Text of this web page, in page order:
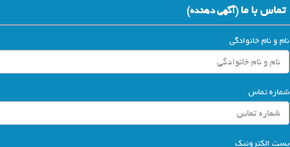
تماس با ما(آگهي دهنده)
نام و نام خانوادگی
شماره تماس
پست الکترونیک